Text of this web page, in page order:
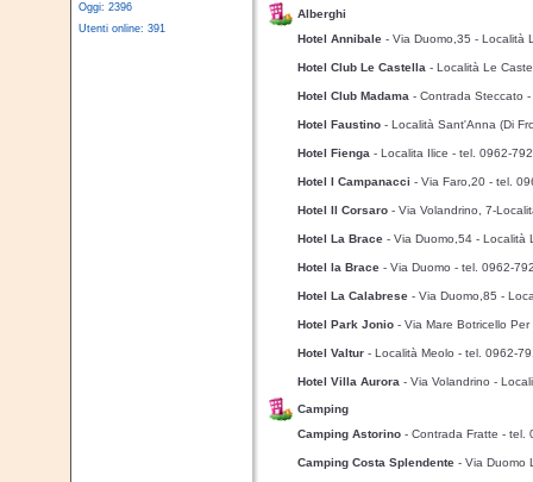
Oggi: 2396
Utenti online: 391
Alberghi
Hotel Annibale - Via Duomo,35 - Località
Hotel Club Le Castella - Località Le
Hotel Club Madama - Contrada Steccato -
Hotel Faustino - Località Sant'Anna (Di
Hotel Fienga - Localita Ilice - tel. 0962-
Hotel I Campanacci - Via Faro,20 - tel.
Hotel Il Corsaro - Via Volandrino, 7-
Hotel La Brace - Via Duomo,54 - Località
Hotel la Brace - Via Duomo - tel. 0962-
Hotel La Calabrese - Via Duomo,85 -
Hotel Park Jonio - Via Mare Botricello
Hotel Valtur - Località Meolo - tel. 0962-
Hotel Villa Aurora - Via Volandrino -
Camping
Camping Astorino - Contrada Fratte - tel.
Camping Costa Splendente - Via Duomo